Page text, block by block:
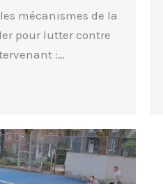
mécanismes de la
pour lutter contre
:…